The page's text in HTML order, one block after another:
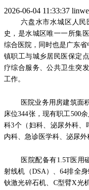
2026-06-04 11:33:37
六盘水市水城区人民
史，是水城区唯一一所集
综合医院，同时也是广东
镇职工与城乡居民医保定
疗综合服务、公共卫生突
工作。
医院业务用房建筑面
床位344张，现有职工500
科3个（妇科、泌尿外科、
内科、急诊医学科、泌尿外
医院配备有1.5T医用
射线机（DSA）、64排全
钬激光碎石机、C型臂X光